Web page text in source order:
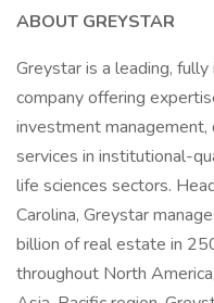
ABOUT GREYSTAR
Greystar is a leading,
company offering
investment
services in institutional-
life sciences sectors.
Carolina, Greystar
billion of real estate in
throughout North